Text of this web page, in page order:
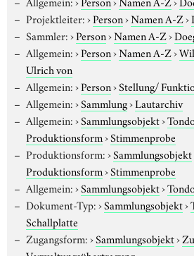
Projektleiter:›Person›Namen A-Z›
Sammler:›Person›Namen A-Z›
Allgemein:›Person›Namen A-Z›
Ulrich von
Allgemein:›Person›Stellung/
Allgemein:›Sammlung›Lautarchiv
Allgemein:›Sammlungsobjekt›
Produktionsform›Stimmenprobe
Produktionsform:›Sammlungsobjekt
Produktionsform›Stimmenprobe
Allgemein:›Sammlungsobjekt›
Dokument-Typ:›Sammlungsobjekt›
Schallplatte
Zugangsform:›Sammlungsobjekt›